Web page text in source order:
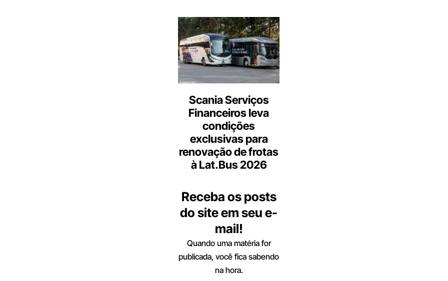
Scania Serviços
Financeiros leva
condições
exclusivas para
renovação de frotas
à Lat.Bus 2026
Receba os posts
do site em seu e-
mail!
Quando uma matéria for
publicada, você fica sabendo
na hora.